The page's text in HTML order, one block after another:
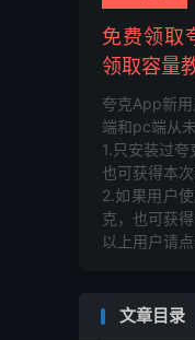
免费领取
领取容量
夸克App新
端和pc端从
1.只安装过夸
也可获得本
2.如果用户
克，也可获
以上用户请点
文章目录